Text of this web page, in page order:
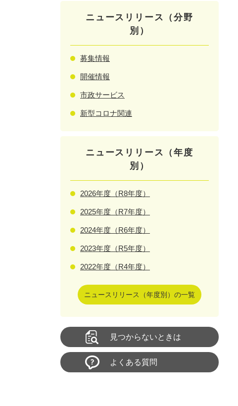
ニュースリリース（分野
別）
募集情報
開催情報
市政サービス
新型コロナ関連
ニュースリリース（年度
別）
2026年度（R8年度）
2025年度（R7年度）
2024年度（R6年度）
2023年度（R5年度）
2022年度（R4年度）
ニュースリリース（年度別）の一覧
見つからないときは
よくある質問